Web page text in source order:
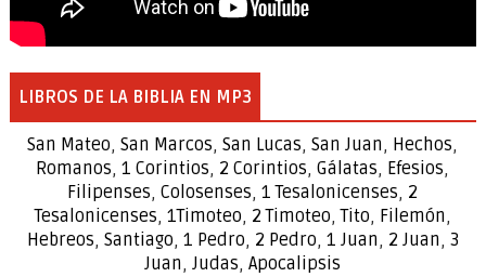
LIBROS DE LA BIBLIA EN MP3
San Mateo,San Marcos,San Lucas,San Juan, Hechos,
Romanos,1 Corintios, 2 Corintios,Gálatas, Efesios,
Filipenses,Colosenses,1Tesalonicenses, 2
Tesalonicenses, 1Timoteo, 2Timoteo, Tito, Filemón,
Hebreos, Santiago, 1 Pedro, 2 Pedro, 1 Juan, 2 Juan, 3
Juan,Judas,Apocalipsis